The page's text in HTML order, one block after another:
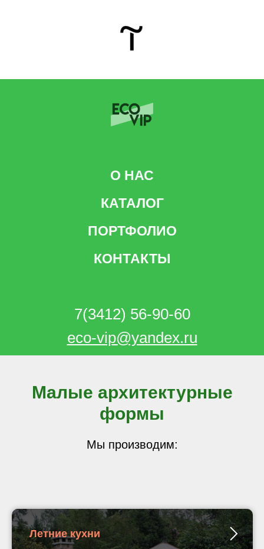
О НАС
КАТАЛОГ
ПОРТФОЛИО
КОНТАКТЫ
7(3412) 56-90-60
eco-vip@yandex.ru
Малые архитектурные
формы
Мы производим:
Летние кухни